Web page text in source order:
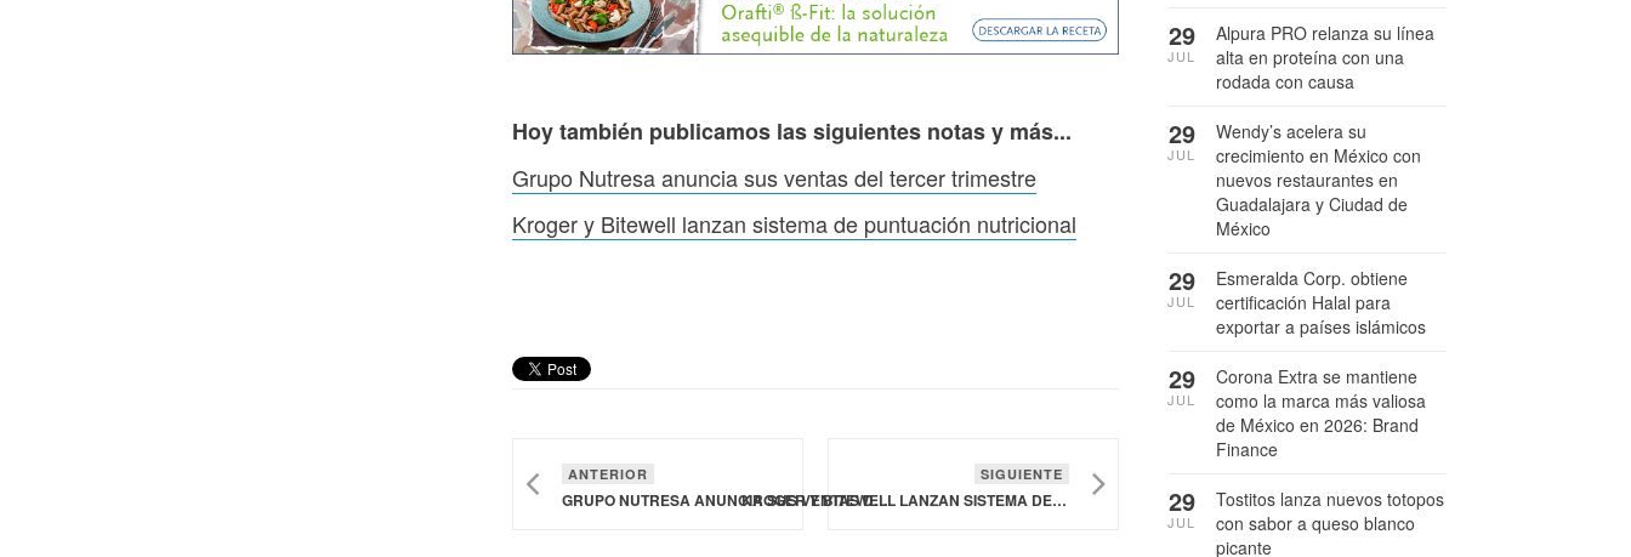
Hoy también publicamos las siguientes notas y más...
Grupo Nutresa anuncia sus ventas del tercer trimestre
Kroger y Bitewell lanzan sistema de puntuación nutricional
ANTERIOR
GRUPO NUTRESA ANUNCIA SUS VENTAS DEL TERCER TRIMESTRE
SIGUIENTE
KROGER Y BITEWELL LANZAN SISTEMA DE PUNTUACIÓN NUTRICIONAL
Alpura PRO relanza su línea
alta en proteína con una
rodada con causa
29
JUL
Wendy’s acelera su
crecimiento en México con
nuevos restaurantes en
Guadalajara y Ciudad de
México
29
JUL
Esmeralda Corp. obtiene
certificación Halal para
exportar a países islámicos
29
JUL
Corona Extra se mantiene
como la marca más valiosa
de México en 2026: Brand
Finance
29
JUL
Tostitos lanza nuevos totopos
con sabor a queso blanco
picante
29
JUL